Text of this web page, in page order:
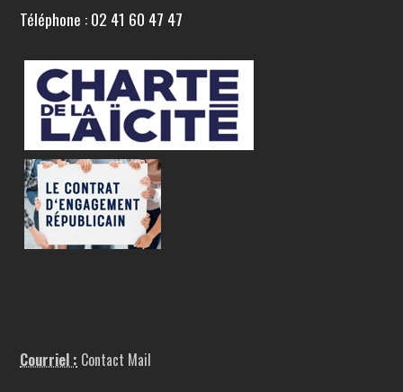
Téléphone : 02 41 60 47 47
Courriel : Contact Mail